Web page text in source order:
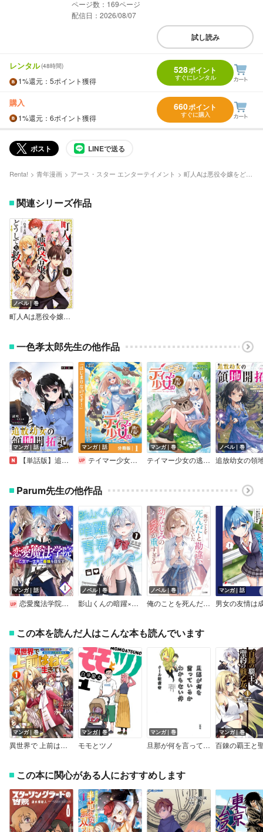
169
配信日：2026/08/07
試し読み
レンタル(48時間)
1%還元 ：5ポイント獲得
528ポイント
すぐにレンタル
購入
1%還元 ：6ポイント獲得
660ポイント
すぐに購入
ポスト LINEで送る
Renta! 青年漫画 アース・スター エンターテイメント
関連シリーズ作品
ノベル｜巻
町人Aは悪役令嬢をどうしても救いたい【電子書店共通特典SS付】
一色孝太郎先生の他作品
マンガ｜話
【単話版】追放幼女の領地開拓記～シナリオ開始前に追放された悪役令嬢が民のためにやりたい放題した結果がこちらです～＠COMIC
マンガ｜話
テイマー少女の逃亡日記【分冊版】
マンガ｜巻
テイマー少女の逃亡日記
ノベル｜巻
Parum先生の他作品
マンガ｜話
恋愛魔法学院～乙女ゲー世界で最強を目指す～【単話版】
ノベル｜巻
影山くんの暗躍×青春ディレクション【電子版限定特典付き】
ノベル｜巻
俺のことを死んだと勘違いしていた幼なじみの愛が重すぎる
マンガ｜話
この本を読んだ人はこんな本も読んでいます
マンガ｜巻
異世界で 上前はねて 生きていく～再生魔法使いのゆるふわ人材派遣生活～（コミック）
マンガ｜巻
モモとツノ
マンガ｜巻
旦那が何を言っているかわからない件
マンガ｜巻
この本に関心がある人におすすめします